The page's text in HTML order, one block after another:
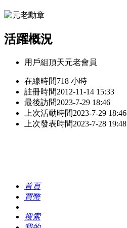
活躍概況
用戶組頂天元老會員
在線時間718 小時
註冊時間2012-11-14 15:33
最後訪問2023-7-29 18:46
上次活動時間2023-7-29 18:46
上次發表時間2023-7-28 19:48
首頁
買幣
搜索